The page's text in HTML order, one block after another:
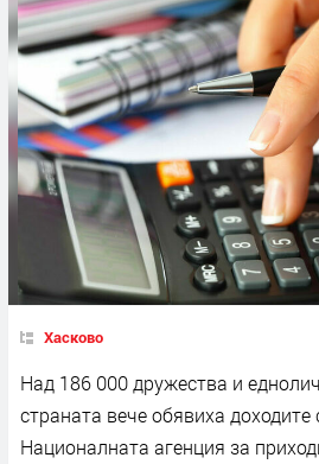
Хасково
Над 186 000 дружества и
страната вече обявиха доходите
Националната агенция за